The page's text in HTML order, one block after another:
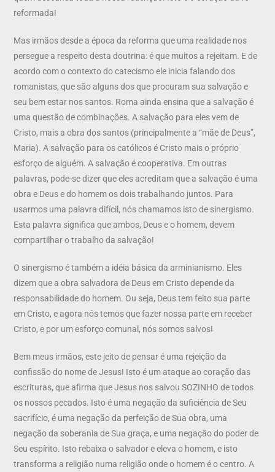
reformada!
Mas irmãos desde a época da reforma que uma realidade nos
persegue a respeito desta doutrina: é que muitos a rejeitam. E de
acordo com o contexto do catecismo ele inicia falando dos
romanistas, que são alguns dos que procuram sua salvação e
seu bem estar nos santos. Roma ainda ensina que a salvação é
uma questão de combinações. A salvação para eles vem de
Cristo, mais a obra dos santos (principalmente a “mãe de Deus”,
Maria). A salvação para os católicos é Cristo mais o próprio
esforço de alguém. A salvação é cooperativa. Em outras
palavras, pode-se dizer que eles acreditam que a salvação é uma
obra e Deus e do homem os dois trabalhando juntos. Para
usarmos uma palavra difícil, nós chamamos isto de sinergismo.
Esta palavra significa que ambos, Deus e o homem, devem
compartilhar o trabalho da salvação!
O sinergismo é também a idéia básica da arminianismo. Eles
dizem que a obra salvadora de Deus em Cristo depende da
responsabilidade do homem. Ou seja, Deus tem feito sua parte
em Cristo, e agora nós temos que fazer nossa parte em receber
Cristo, e por um esforço comunal, nós somos salvos!
Bem meus irmãos, este jeito de pensar é uma rejeição da
confissão do nome de Jesus! Isto é um ataque ao coração das
escrituras, que afirma que Jesus nos salvou SOZINHO de todos
os nossos pecados. Isto é uma negação da suficiência de Seu
sacrifício, é uma negação da perfeição de Sua obra, uma
negação da soberania de Sua graça, e uma negação do poder de
Seu espírito. Isto rebaixa o salvador e eleva o homem, e isto
transforma a religião numa religião onde o homem é o centro. A